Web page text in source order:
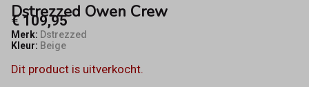
Dstrezzed Owen Crew
€ 109,95
Merk: Dstrezzed
Kleur: Beige
Dit product is uitverkocht.